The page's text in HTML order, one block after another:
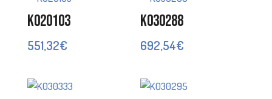
K020103
551,32€
K030288
692,54€